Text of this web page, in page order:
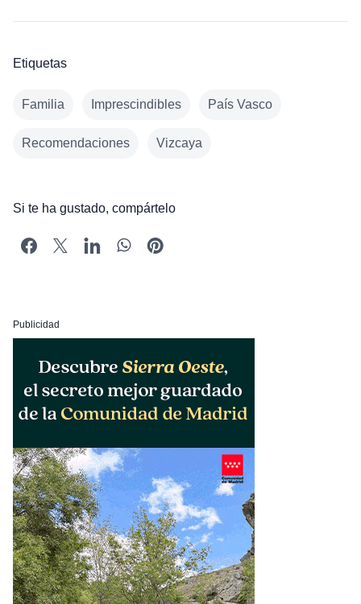
Etiquetas
Familia Imprescindibles País Vasco
Recomendaciones Vizcaya
Si te ha gustado, compártelo
Publicidad